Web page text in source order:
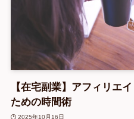
【在宅副業】アフィリエ
ための時間術
2025年10月16日